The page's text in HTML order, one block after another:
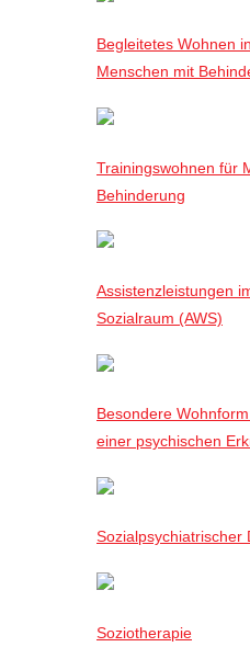
Begleitetes Wohnen
Menschen mit
Trainingswohnen für
Behinderung
Assistenzleistungen
Sozialraum (AWS)
Besondere
einer psychischen
Sozialpsychiatrischer
Soziotherapie